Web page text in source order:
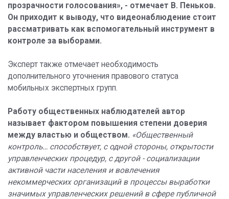
прозрачности голосования», - отмечает В. Пеньков.
Он приходит к выводу, что видеонаблюдение стоит
рассматривать как вспомогательный инструмент в
контроле за выборами.
Эксперт также отмечает необходимость
дополнительного уточнения правового статуса
мобильных экспертных групп.
Работу общественных наблюдателей автор
называет фактором повышения степени доверия
между властью и обществом. «Общественный
контроль… способствует, с одной стороны, открытости
управленческих процедур, с другой - социализации
активной части населения и вовлечения
некоммерческих организаций в процессы выработки
значимых управленческих решений в сфере публичной